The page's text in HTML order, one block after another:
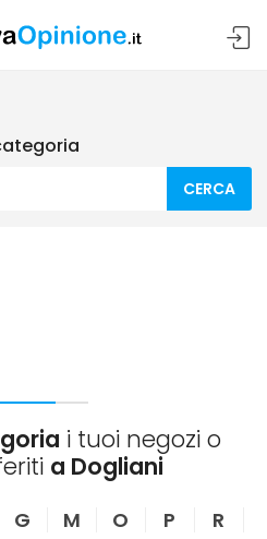
CERCA
i tuoi negozi o
a Dogliani
G M O P
R